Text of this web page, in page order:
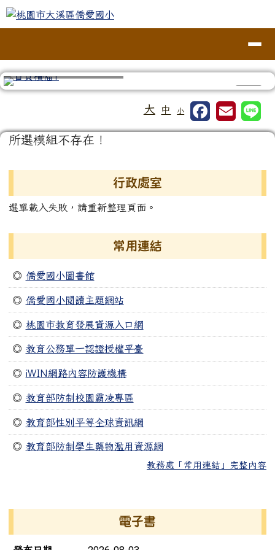
跳至主內容區
桃園市大溪區僑愛國小
大 中 小
主內容區域
所選模組不存在！
行政處室
選單載入失敗，請重新整理頁面。
常用連結
◎ 僑愛國小圖書館
◎ 僑愛國小閱讀主題網站
◎ 桃園市教育發展資源入口網
◎ 教育公務單一認證授權平臺
◎ iWIN網路內容防護機構
◎ 教育部防制校園霸凌專區
◎ 教育部性別平等全球資訊網
◎ 教育部防制學生藥物濫用資源網
教務處「常用連結」完整內容
電子書
電子書列表
頁尾區域